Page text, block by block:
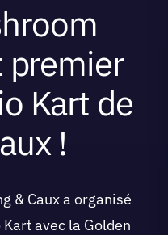
premier
Kart de
!
& Caux a organisé
avec la Golden